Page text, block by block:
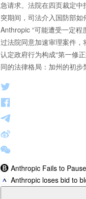
急请求。法院在四页裁定
突期间，司法介入国防部如
Anthropic “可能遭受一定
过法院同意加速审理案件
认定政府行为构成“第一修
同的法律格局：加州的初步
Anthropic Fails to
Anthropic loses bid to